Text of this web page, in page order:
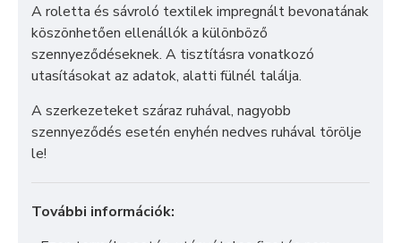
A roletta és sávroló textilek impregnált bevonatának
köszönhetően ellenállók a különböző
szennyeződéseknek. A tisztításra vonatkozó
utasításokat az adatok, alatti fülnél találja.
A szerkezeteket száraz ruhával, nagyobb
szennyeződés esetén enyhén nedves ruhával törölje
le!
További információk: